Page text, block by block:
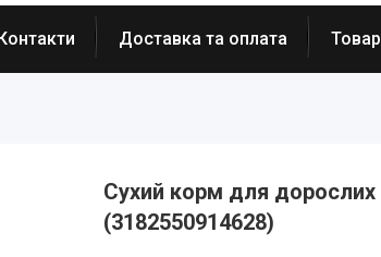
Доставка та оплата
Сухий корм для дорослих
(3182550914628)